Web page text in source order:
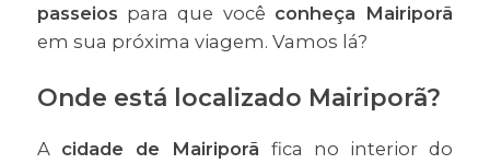
passeios para que você conheça Mairiporã
em sua próxima viagem. Vamos lá?
Onde está localizado Mairiporã?
A cidade de Mairiporã fica no interior do